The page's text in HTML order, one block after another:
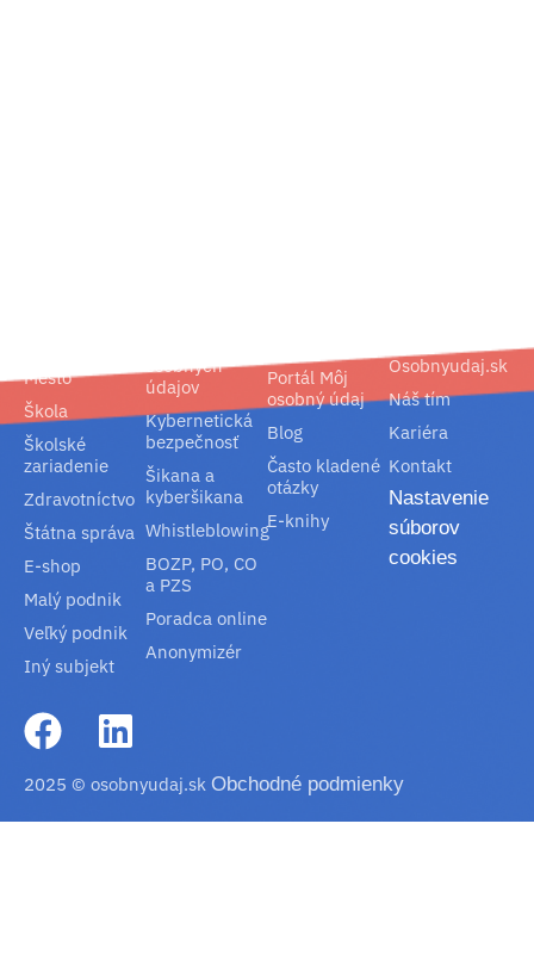
Mesto
Škola
Školské
zariadenie
Zdravotníctvo
Štátna správa
E-shop
Malý podnik
Veľký podnik
Iný subjekt
osobných
údajov
Kybernetická
bezpečnosť
Šikana a
kyberšikana
Whistleblowing
BOZP, PO, CO
a PZS
Poradca online
Anonymizér
Portál Môj
osobný údaj
Blog
Často kladené
otázky
E-knihy
Osobnyudaj.sk
Náš tím
Kariéra
Kontakt
Nastavenie
súborov
cookies
2025 © osobnyudaj.sk Obchodné podmienky